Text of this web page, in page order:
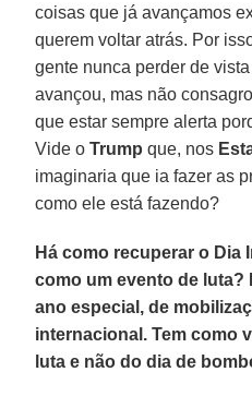
coisas que já avançamos
querem voltar atrás. Por
gente nunca perder de
avançou, mas não
que estar sempre alerta
Vide oTrump que, nos
imaginaria que ia fazer as
como ele está fazendo?
Há como recuperar o Dia
como um evento de luta?
ano especial, de
internacional. Tem como
luta e não do dia de